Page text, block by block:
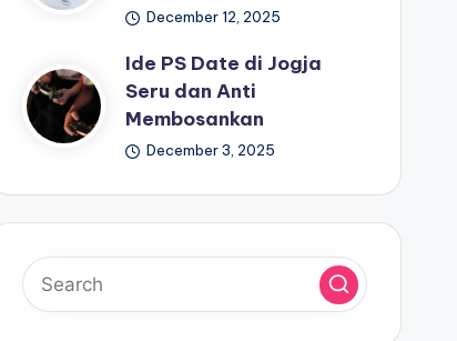
December 12, 2025
Ide PS Date di Jogja
Seru dan Anti
Membosankan
December 3, 2025